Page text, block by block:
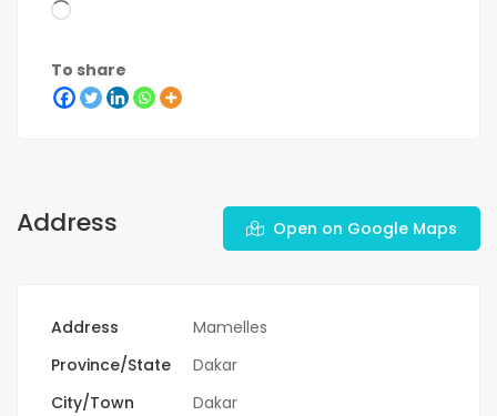
To share
Address Open on Google Maps
Address
Mamelles
Province/State
Dakar
City/Town
Dakar